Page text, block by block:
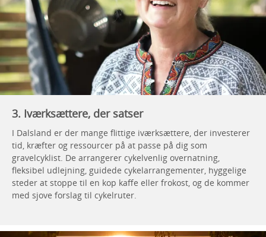
3. Iværksættere, der satser
I Dalsland er der mange flittige iværksættere, der investerer
tid, kræfter og ressourcer på at passe på dig som
gravelcyklist. De arrangerer cykelvenlig overnatning,
fleksibel udlejning, guidede cykelarrangementer, hyggelige
steder at stoppe til en kop kaffe eller frokost, og de kommer
med sjove forslag til cykelruter.